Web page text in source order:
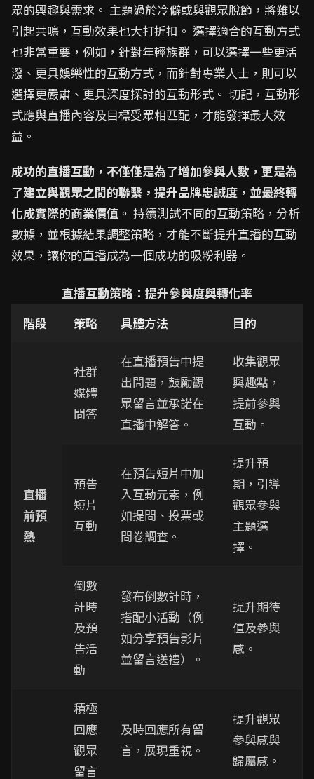
眾的興趣與需求。 主題過於冷僻或與觀眾脫節，將難以
引起共鳴，互動效果也大打折扣。 選擇適合的互動方式
也非常重要，例如，針對年輕族群，可以選擇一些更活
潑、更具娛樂性的互動方式，而針對專業人士，則可以
選擇更嚴肅、更具深度探討的互動形式。 切記，互動形
式應與直播內容及目標受眾相匹配，才能發揮最大效
益。
成功的直播互動，不僅僅是為了增加參與人數，更是為
了建立與觀眾之間的聯繫，提升品牌忠誠度，並最終轉
化成實際的商業價值。 持續測試不同的互動策略，分析
數據，並根據結果調整策略，才能不斷提升直播的互動
效果，讓你的直播成為一個成功的吸粉利器。
直播互動策略：提升參與度與轉化率
階段
策略 具體方法 目的
直播
前預
熱
社群
媒體
問答
在直播預告中提
出問題，鼓勵觀
眾留言並承諾在
直播中解答。
收集觀眾
興趣點，
提前參與
互動。
預告
短片
互動
在預告短片中加
入互動元素，例
如提問、投票或
問卷調查。
提升預
期，引導
觀眾參與
主題選
擇。
倒數
計時
及預
告活
動
發布倒數計時，
搭配小活動（例
如分享預告影片
並留言送禮）。
提升期待
值及參與
感。
積極
回應
觀眾
留言
及時回應所有留
言，展現重視。
提升觀眾
參與感與
歸屬感。